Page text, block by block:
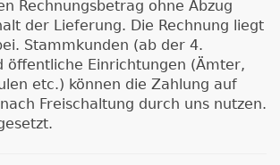
Rechnungsbetrag ohne Abzug
der Lieferung. Die Rechnung liegt
Stammkunden (ab der 4.
öffentliche Einrichtungen (Ämter,
etc.) können die Zahlung auf
Freischaltung durch uns nutzen.